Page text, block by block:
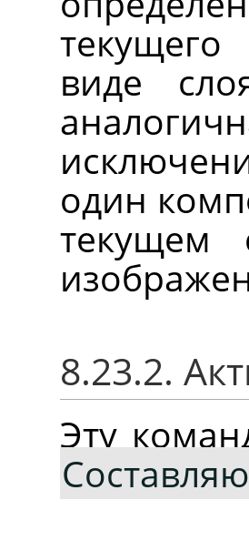
виде
один
текущем
8.23.2.
Эту